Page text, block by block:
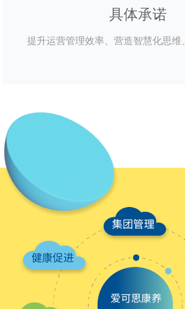
提升运营管理效率、营造智慧化思维、
具体承诺